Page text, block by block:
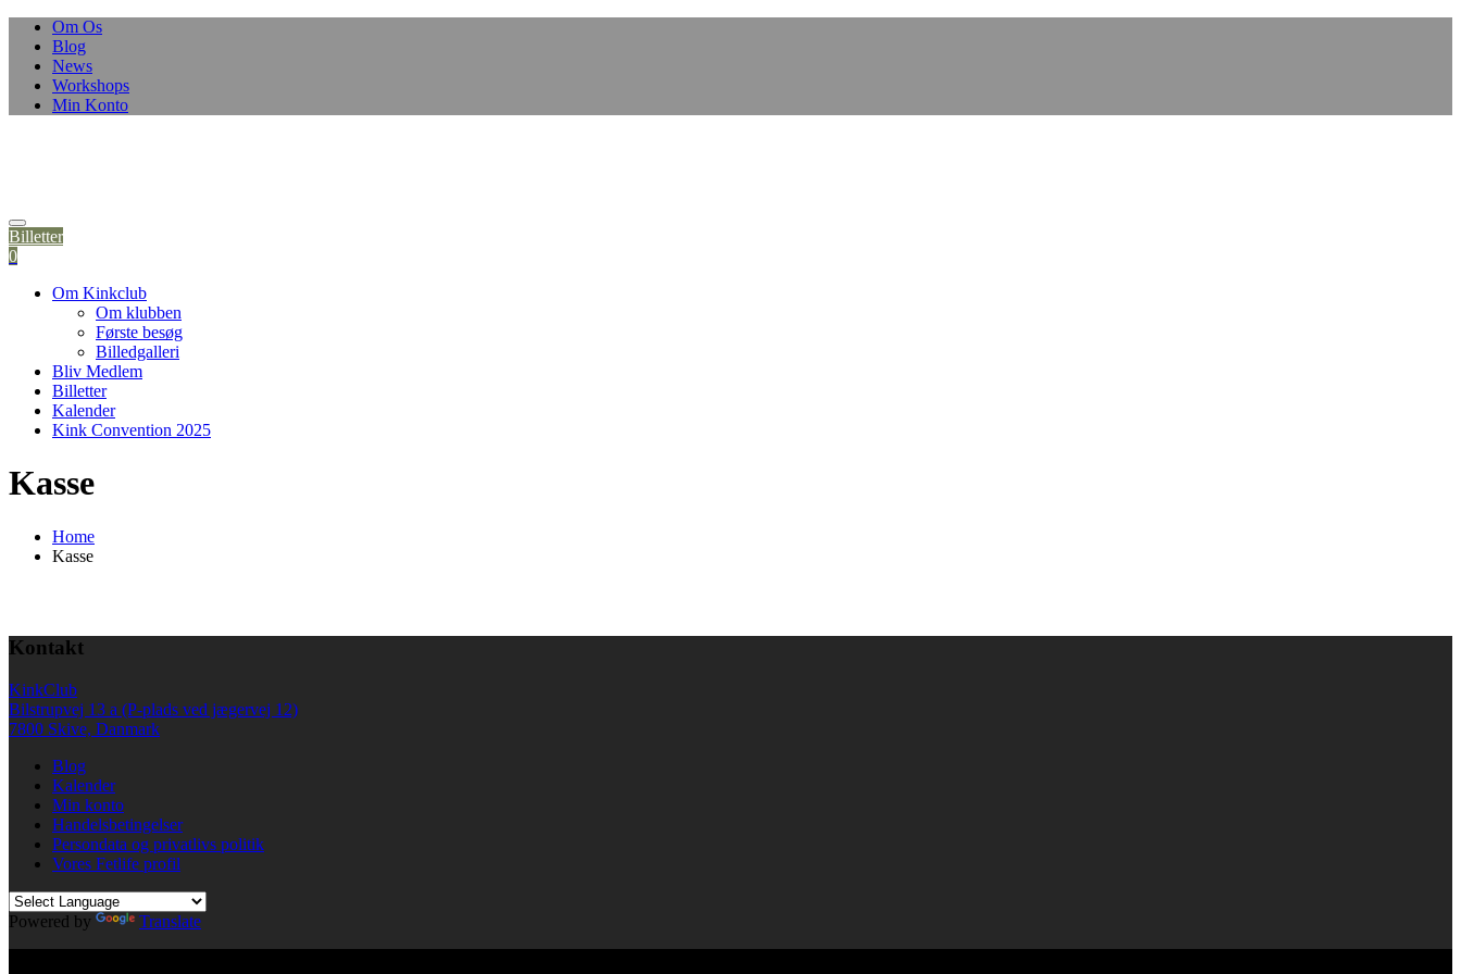
Om Os
Blog
News
Workshops
Min Konto
Billetter
0
Om Kinkclub
Om klubben
Første besøg
Billedgalleri
Bliv Medlem
Billetter
Kalender
Kink Convention 2025
Kasse
Home
Kasse
Kontakt
KinkClub
Bilstrupvej 13 a (P-plads ved jægervej 12)
7800 Skive, Danmark
Blog
Kalender
Min konto
Handelsbetingelser
Persondata og privatlivs politik
Vores Fetlife profil
Powered by
Translate